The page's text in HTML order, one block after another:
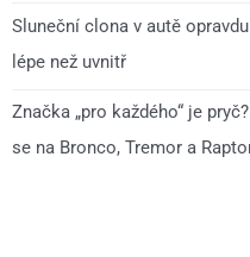
Sluneční clona v autě
lépe než uvnitř
Značka „pro každého“ je
se na Bronco, Tremor a